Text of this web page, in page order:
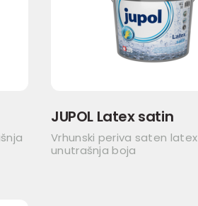
JUPOL Latex satin
Vrhunski periva saten latex
unutrašnja boja